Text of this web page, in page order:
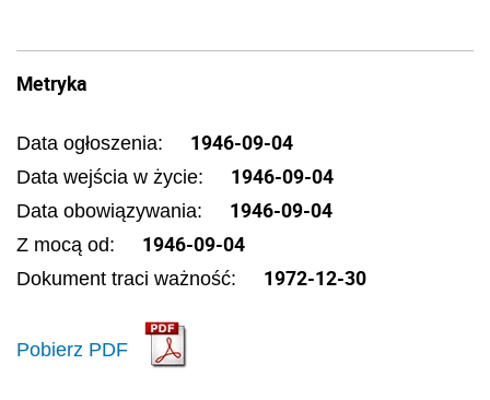
Metryka
Data ogłoszenia: 1946-09-04
Data wejścia w życie: 1946-09-04
Data obowiązywania: 1946-09-04
Z mocą od: 1946-09-04
Dokument traci ważność: 1972-12-30
Pobierz PDF